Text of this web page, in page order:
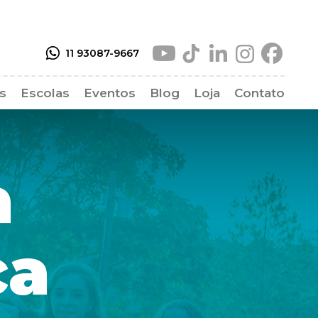
11 93087-9667
Escolas Eventos Blog Loja Contato